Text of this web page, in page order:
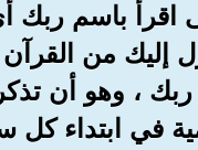
اقرأ باسم ربك
إليك من القرآن
، وهو أن تذكر
في ابتداء كل